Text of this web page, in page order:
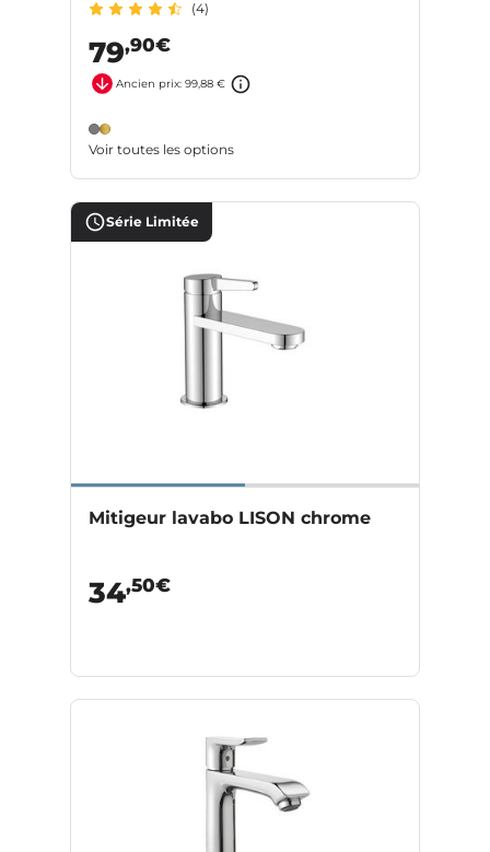
(4)
79,90€
Ancien prix: 99,88 €
Voir toutes les options
Série Limitée
Mitigeur lavabo LISON chrome
34,50€